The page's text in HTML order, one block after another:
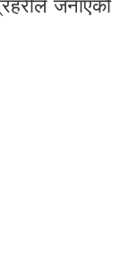
जनाएको